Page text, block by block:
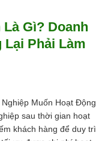
Gì? Doanh
Lại Phải Làm
Muốn Hoạt Động
sau thời gian hoạt
khách hàng để duy trì